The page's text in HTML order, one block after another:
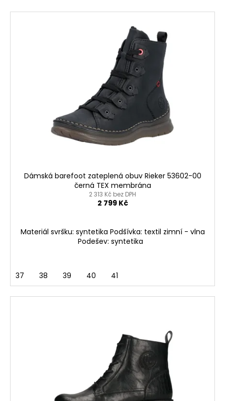
V
Dámská barefoot zateplená obuv Rieker 53602-00
černá TEX membrána
2 313 Kč bez DPH
2 799 Kč
Materiál svršku: syntetika Podšívka: textil zimní - vlna
Podešev: syntetika
37 38 39 40 41